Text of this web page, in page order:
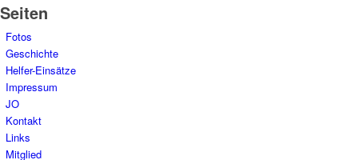
Seiten
Fotos
Geschichte
Helfer-Einsätze
Impressum
JO
Kontakt
Links
Mitglied